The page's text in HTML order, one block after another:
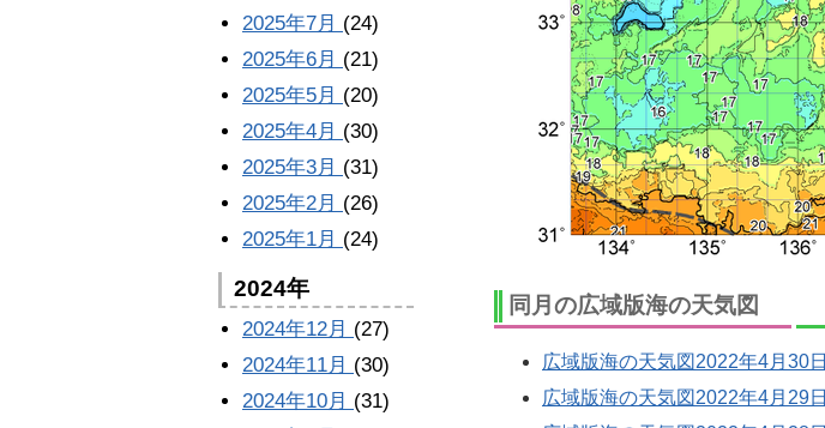
同月の広域版海の天気図
広域版海の天気図2022年4月30日
広域版海の天気図2022年4月29日
2025年7月 (24)
2025年6月 (21)
2025年5月 (20)
2025年4月 (30)
2025年3月 (31)
2025年2月 (26)
2025年1月 (24)
2024年
2024年12月 (27)
2024年11月 (30)
2024年10月 (31)